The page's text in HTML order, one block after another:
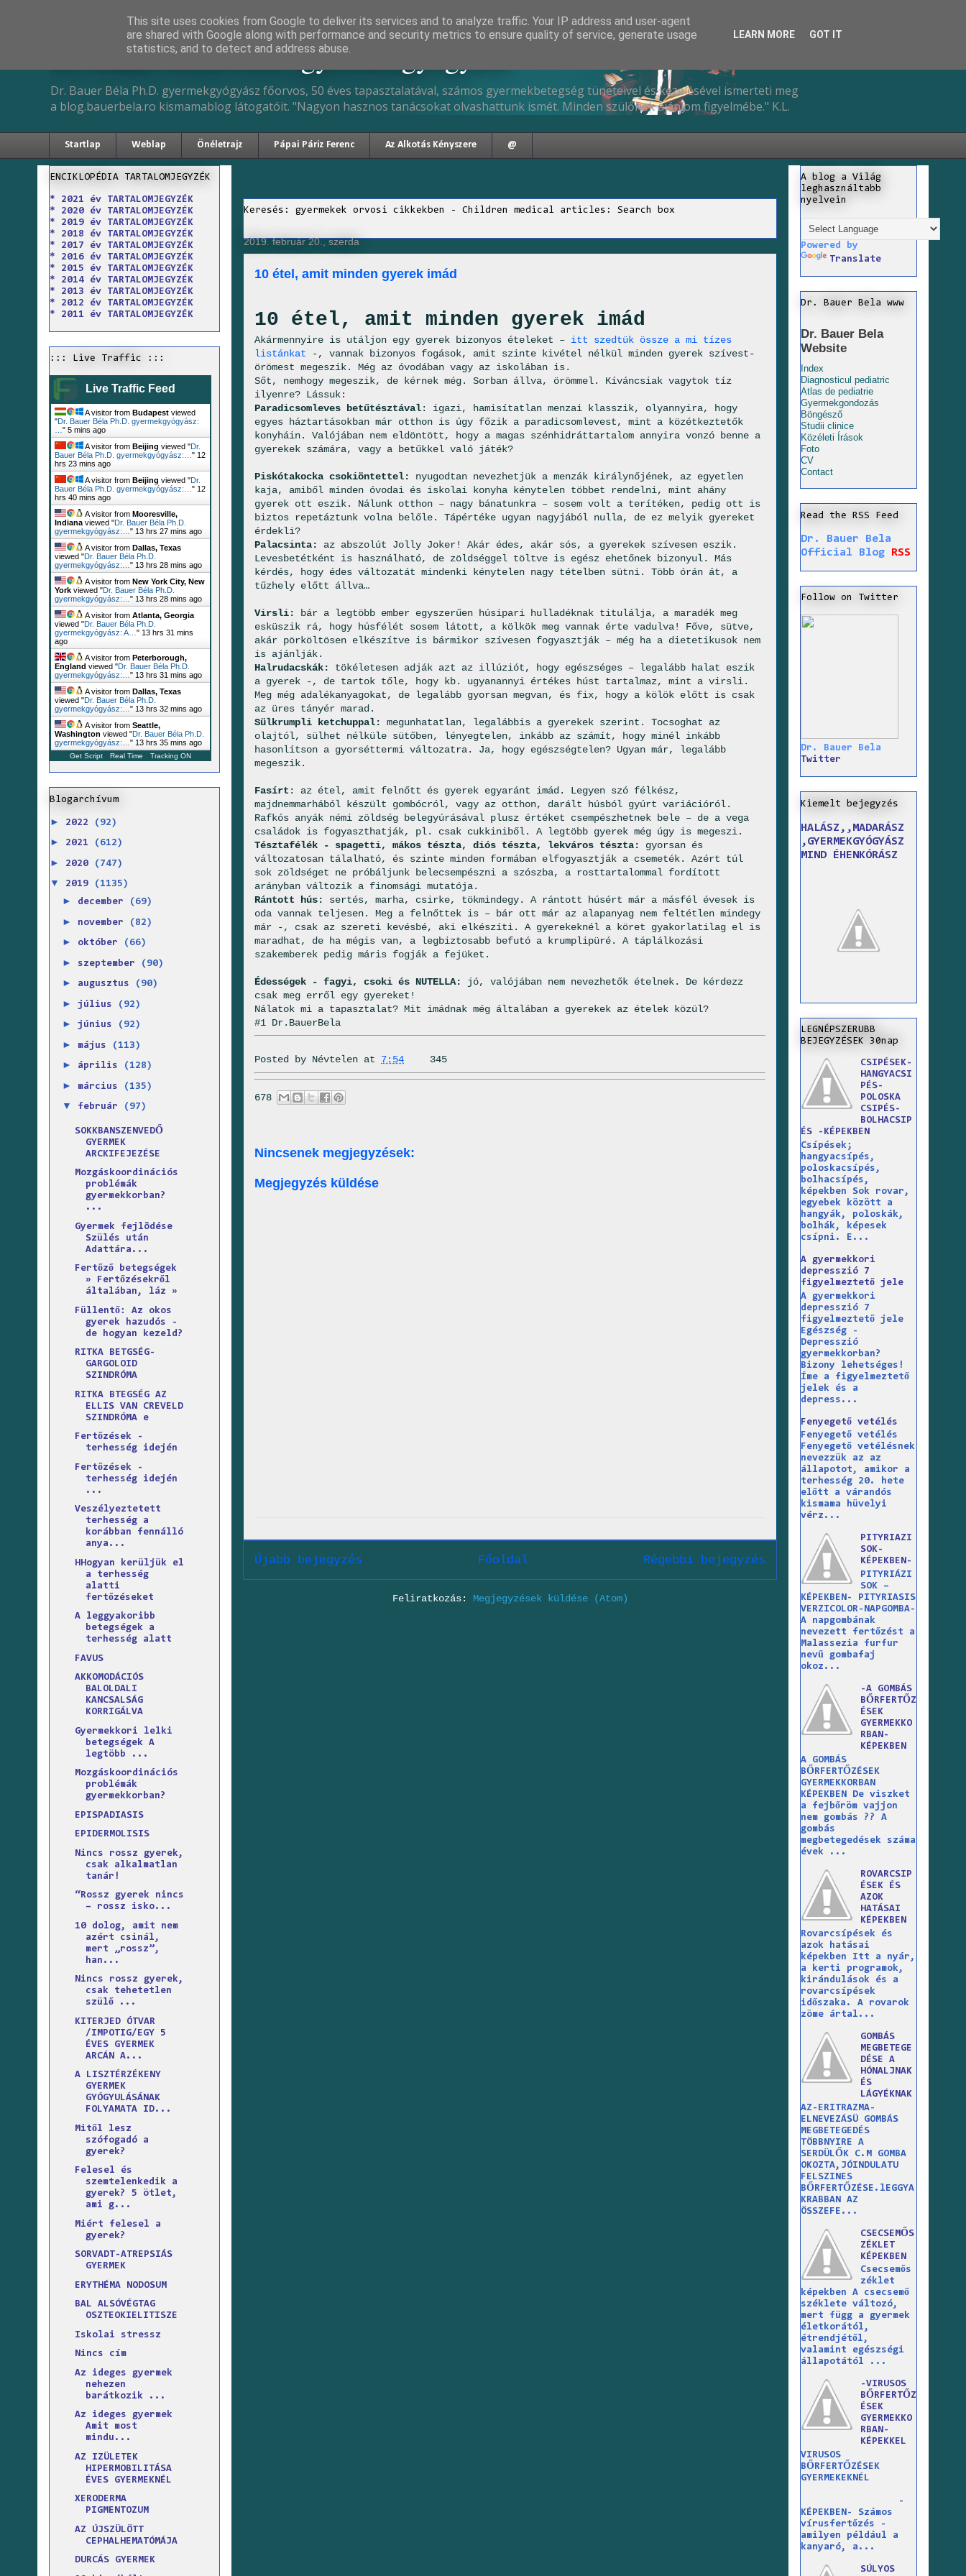
Dr. Bauer Béla Ph.D. gyermekgyógyász
Dr. Bauer Béla Ph.D. gyermekgyógyász főorvos, 50 éves tapasztalatával, számos gyermekbetegség tüneteivel és kezelésével ismerteti meg
a blog.bauerbela.ro kismamablog látogatóit. "Nagyon hasznos tanácsokat olvashattunk ismét. Minden szülőnek ajánlom figyelmébe." K.L.
Startlap Weblap Önéletrajz Pápai Páriz Ferenc Az Alkotás Kényszere @
Keresés: gyermekek orvosi cikkekben - Children medical articles: Search box
2019. február 20., szerda
10 étel, amit minden gyerek imád
10 étel, amit minden gyerek imád
Akármennyire is utáljon egy gyerek bizonyos ételeket – itt szedtük össze a mi tízes
listánkat -, vannak bizonyos fogások, amit szinte kivétel nélkül minden gyerek szívest-
örömest megeszik. Még az óvodában vagy az iskolában is.
Sőt, nemhogy megeszik, de kérnek még. Sorban állva, örömmel. Kíváncsiak vagytok tíz
ilyenre? Lássuk:
Paradicsomleves betűtésztával: igazi, hamisítatlan menzai klasszik, olyannyira, hogy
egyes háztartásokban már otthon is úgy főzik a paradicsomlevest, mint a közétkeztetők
konyháin. Valójában nem eldöntött, hogy a magas szénhidráttartalom annyira vonzó benne a
gyerekek számára, vagy a betűkkel való játék?
Piskótakocka csokiöntettel:
nyugodtan nevezhetjük a menzák királynőjének, az egyetlen
kaja, amiből minden óvodai és iskolai konyha kénytelen többet rendelni, mint ahány
gyerek ott eszik. Nálunk otthon – nagy bánatunkra – sosem volt a terítéken, pedig ott is
biztos repetáztunk volna belőle. Tápértéke ugyan nagyjából nulla, de ez melyik gyereket
érdekli?
Palacsinta:
az abszolút Jolly Joker! Akár édes, akár sós, a gyerekek szívesen eszik.
Levesbetétként is használható, de zöldséggel töltve is egész ehetőnek bizonyul. Más
kérdés, hogy édes változatát mindenki kénytelen nagy tételben sütni. Több órán át, a
tűzhely előtt állva…
Virsli:
bár a legtöbb ember egyszerűen húsipari hulladéknak titulálja, a maradék meg
esküszik rá, hogy húsfélét sosem látott, a kölkök meg vannak érte vadulva! Főve, sütve,
akár pörköltösen elkészítve is bármikor szívesen fogyasztják – még ha a dietetikusok nem
is ajánlják.
Halrudacskák:
tökéletesen adják azt az illúziót, hogy egészséges – legalább halat eszik
a gyerek -, de tartok tőle, hogy kb. ugyanannyi értékes húst tartalmaz, mint a virsli.
Meg még adalékanyagokat, de legalább gyorsan megvan, és fix, hogy a kölök előtt is csak
az üres tányér marad.
Sülkrumpli ketchuppal:
megunhatatlan, legalábbis a gyerekek szerint. Tocsoghat az
olajtól, sülhet nélküle sütőben, lényegtelen, inkább az számít, hogy minél inkább
hasonlítson a gyorséttermi változatra. Ja, hogy egészségtelen? Ugyan már, legalább
megeszik.
Fasírt : az étel, amit felnőtt és gyerek egyaránt imád. Legyen szó félkész,
majdnemmarhából készült gombócról, vagy az otthon, darált húsból gyúrt variációról.
Rafkós anyák némi zöldség belegyúrásával plusz értéket csempészhetnek bele – de a vega
családok is fogyaszthatják, pl. csak cukkiniből. A legtöbb gyerek még úgy is megeszi.
Tésztafélék - spagetti, mákos tészta, diós tészta, lekváros tészta:
gyorsan és
változatosan tálalható, és szinte minden formában elfogyasztják a csemeték. Azért túl
sok zöldséget ne próbáljunk belecsempészni a szószba, a rosttartalommal fordított
arányban változik a finomsági mutatója.
Rántott hús:
sertés, marha, csirke, tökmindegy. A rántott húsért már a másfél évesek is
oda vannak teljesen. Meg a felnőttek is – bár ott már az alapanyag nem feltétlen mindegy
már -, csak az szereti kevésbé, aki elkészíti. A gyerekeknél a köret gyakorlatilag el is
maradhat, de ha mégis van, a legbiztosabb befutó a krumplipüré. A táplálkozási
szakemberek pedig máris fogják a fejüket.
Édességek - fagyi, csoki és NUTELLA:
jó, valójában nem nevezhetők ételnek. De kérdezz
csak meg erről egy gyereket!
Nálatok mi a tapasztalat? Mit imádnak még általában a gyerekek az ételek közül?
#1 Dr.BauerBela
Posted by Névtelen at 7:54 345
678
Nincsenek megjegyzések:
Megjegyzés küldése
Újabb bejegyzés Régebbi bejegyzés
Főoldal
Feliratkozás: Megjegyzések küldése (Atom)
ENCIKLOPÉDIA TARTALOMJEGYZÉK
* 2021 év TARTALOMJEGYZÉK
* 2020 év TARTALOMJEGYZÉK
* 2019 év TARTALOMJEGYZÉK
* 2018 év TARTALOMJEGYZÉK
* 2017 év TARTALOMJEGYZÉK
* 2016 év TARTALOMJEGYZÉK
* 2015 év TARTALOMJEGYZÉK
* 2014 év TARTALOMJEGYZÉK
* 2013 év TARTALOMJEGYZÉK
* 2012 év TARTALOMJEGYZÉK
* 2011 év TARTALOMJEGYZÉK
::: Live Traffic :::
Live Traffic Feed
A visitor from Budapest viewed
"Dr. Bauer Béla Ph.D. gyermekgyógyász:
" 5 mins ago
A visitor from Beijing viewed "Dr.
Bauer Béla Ph.D. gyermekgyógyász:… " 12
hrs 23 mins ago
A visitor from Beijing viewed "Dr.
Bauer Béla Ph.D. gyermekgyógyász:… " 12
hrs 40 mins ago
A visitor from Mooresville,
Indiana viewed "Dr. Bauer Béla Ph.D.
gyermekgyógyász:… " 13 hrs 27 mins ago
A visitor from Dallas, Texas
viewed "Dr. Bauer Béla Ph.D.
gyermekgyógyász:… " 13 hrs 28 mins ago
A visitor from New York City, New
York viewed "Dr. Bauer Béla Ph.D.
gyermekgyógyász:… " 13 hrs 29 mins ago
A visitor from Atlanta, Georgia
viewed "Dr. Bauer Béla Ph.D.
gyermekgyógyász: A… " 13 hrs 31 mins
ago
A visitor from Peterborough,
England viewed "Dr. Bauer Béla Ph.D.
gyermekgyógyász:… " 13 hrs 31 mins ago
A visitor from Dallas, Texas
viewed "Dr. Bauer Béla Ph.D.
gyermekgyógyász:… " 13 hrs 32 mins ago
A visitor from Seattle,
Washington viewed "Dr. Bauer Béla Ph.D.
gyermekgyógyász:… " 13 hrs 35 mins ago
Get Script Real Time Tracking ON
Blogarchívum
► 2022 (92)
► 2021 (612)
► 2020 (747)
▼ 2019 (1135)
► december (69)
► november (82)
► október (66)
► szeptember (90)
► augusztus (90)
► július (92)
► június (92)
► május (113)
► április (128)
► március (135)
▼ február (97)
SOKKBANSZENVEDŐ
GYERMEK
ARCKIFEJEZÉSE
Mozgáskoordinációs
problémák
gyermekkorban?
...
Gyermek fejlõdése
Szülés után
Adattára...
Fertőző betegségek
» Fertőzésekről
általában, láz »
Füllentő: Az okos
gyerek hazudós -
de hogyan kezeld?
RITKA BETGSÉG-
GARGOLOID
SZINDRÓMA
RITKA BTEGSÉG AZ
ELLIS VAN CREVELD
SZINDRÓMA e
Fertőzések -
terhesség idején
Fertőzések -
terhesség idején
...
Veszélyeztetett
terhesség a
korábban fennálló
anya...
HHogyan kerüljük el
a terhesség
alatti
fertőzéseket
A leggyakoribb
betegségek a
terhesség alatt
FAVUS
AKKOMODÁCIÓS
BALOLDALI
KANCSALSÁG
KORRIGÁLVA
Gyermekkori lelki
betegségek A
legtöbb ...
Mozgáskoordinációs
problémák
gyermekkorban?
EPISPADIASIS
EPIDERMOLISIS
Nincs rossz gyerek,
csak alkalmatlan
tanár!
“Rossz gyerek nincs
– rossz isko...
10 dolog, amit nem
azért csinál,
mert „rossz”,
han...
Nincs rossz gyerek,
csak tehetetlen
szülő ...
KITERJED ÓTVAR
/IMPOTIG/EGY 5
ÉVES GYERMEK
ARCÁN A...
A LISZTÉRZÉKENY
GYERMEK
GYÓGYULÁSÁNAK
FOLYAMATA ID...
Mitől lesz
szófogadó a
gyerek?
Felesel és
szemtelenkedik a
gyerek? 5 ötlet,
ami g...
Miért felesel a
gyerek?
SORVADT-ATREPSIÁS
GYERMEK
ERYTHÉMA NODOSUM
BAL ALSÓVÉGTAG
OSZTEOKIELITISZE
Iskolai stressz
Nincs cím
Az ideges gyermek
nehezen
barátkozik ...
Az ideges gyermek
Amit most
mindu...
AZ IZÜLETEK
HIPERMOBILITÁSA
ÉVES GYERMEKNÉL
XERODERMA
PIGMENTOZUM
AZ ÚJSZÜLÖTT
CEPHALHEMATÓMÁJA
DURCÁS GYERMEK
A blog a Világ
leghasználtabb
nyelvein
Powered by
Translate
Dr. Bauer Bela www
Dr. Bauer Bela
Website
Index
Diagnosticul pediatric
Atlas de pediatrie
Gyermekgondozás
Böngésző
Studii clinice
Közéleti Írások
Foto
CV
Contact
Read the RSS Feed
Dr. Bauer Bela
Official Blog
RSS
Follow on Twitter
Dr. Bauer Bela
Twitter
Kiemelt bejegyzés
HALÁSZ,,MADARÁSZ
,GYERMEKGYÓGYÁSZ
MIND ÉHENKÓRÁSZ
LEGNÉPSZERUBB
BEJEGYZÉSEK 30nap
CSIPÉSEK-
HANGYACSI
PÉS-
POLOSKA
CSIPÉS-
BOLHACSIP
ÉS -KÉPEKBEN
Csípések;
hangyacsípés,
poloskacsípés,
bolhacsípés,
képekben Sok rovar,
egyebek között a
hangyák, poloskák,
bolhák, képesek
csípni. E...
A gyermekkori
depresszió 7
figyelmeztető jele
A gyermekkori
depresszió 7
figyelmeztető jele
Egészség -
Depresszió
gyermekkorban?
Bizony lehetséges!
Íme a figyelmeztető
jelek és a
depress...
Fenyegető vetélés
Fenyegető vetélés
Fenyegető vetélésnek
nevezzük az az
állapotot, amikor a
terhesség 20. hete
előtt a várandós
kismama hüvelyi
vérz...
PITYRIAZI
SOK-
KÉPEKBEN-
PITYRIÁZI
SOK –
KÉPEKBEN- PITYRIASIS
VERZICOLOR-NAPGOMBA-
A napgombának
nevezett fertőzést a
Malassezia furfur
nevű gombafaj
okoz...
-A GOMBÁS
BŐRFERTŐZ
ÉSEK
GYERMEKKO
RBAN-
KÉPEKBEN
A GOMBÁS
BŐRFERTŐZÉSEK
GYERMEKKORBAN
KÉPEKBEN De viszket
a fejbőröm vajjon
nem gombás ?? A
gombás
megbetegedések száma
évek ...
ROVARCSIP
ÉSEK ÉS
AZOK
HATÁSAI
KÉPEKBEN
Rovarcsípések és
azok hatásai
képekben Itt a nyár,
a kerti programok,
kirándulások és a
rovarcsípések
időszaka. A rovarok
zöme ártal...
GOMBÁS
MEGBETEGE
DÉSE A
HÓNALJNAK
ÉS
LÁGYÉKNAK
AZ-ERITRAZMA-
ELNEVEZÁSÜ GOMBÁS
MEGBETEGEDÉS
TÖBBNYIRE A
SERDÜLŐK C.M GOMBA
OKOZTA,JÓINDULATU
FELSZINES
BŐRFERTŐZÉSE.lEGGYA
KRABBAN AZ
ÖSSZEFE...
CSECSEMŐS
ZÉKLET
KÉPEKBEN
Csecsemős
zéklet
képekben A csecsemő
széklete változó,
mert függ a gyermek
életkorától,
étrendjétől,
valamint egészségi
állapotától ...
-VIRUSOS
BŐRFERTŐZ
ÉSEK
GYERMEKKO
RBAN-
KÉPEKKEL
VIRUSOS
BŐRFERTŐZÉSEK
GYERMEKEKNÉL
-
KÉPEKBEN- Számos
vírusfertőzés -
amilyen például a
kanyaró, a...
SÚLYOS
This site uses cookies from Google to deliver its services and to analyze traffic. Your IP address and user-agent
are shared with Google along with performance and security metrics to ensure quality of service, generate usage
statistics, and to detect and address abuse.
LEARN MORE GOT IT